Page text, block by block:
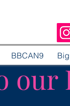
our
BBCAN9